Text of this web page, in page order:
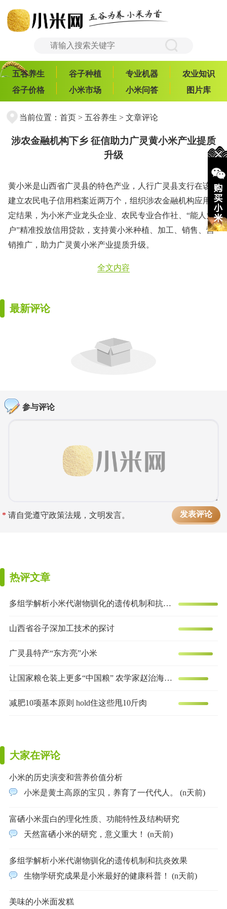
五谷养生 谷子种植 专业机器
农业知识
谷子价格
小米市场 小米问答 图片库
当前位置： 首页> 五谷养生 > 文章评论
涉农金融机构下乡 征信助力广灵黄小米产业提质
升级
黄小米是山西省广灵县的特色产业，人行广灵县支行在该县
建立农民电子信用档案近两万个，组织涉农金融机构应用评
定结果，为小米产业龙头企业、农民专业合作社、“能人大
户”精准投放信用贷款，支持黄小米种植、加工、销售、营
销推广，助力广灵黄小米产业提质升级。
全文内容
最新评论
参与评论
* 请自觉遵守政策法规，文明发言。
热评文章
多组学解析小米代谢物驯化的遗传机制和抗炎效果
山西省谷子深加工技术的探讨
广灵县特产“东方亮”小米
让国家粮仓装上更多“中国粮” 农学家赵治海的谷子梦
减肥10项基本原则 hold住这些甩10斤肉
大家在评论
小米的历史演变和营养价值分析
小米是黄土高原的宝贝，养育了一代代人。 (n天前)
富硒小米蛋白的理化性质、功能特性及结构研究
天然富硒小米的研究，意义重大！ (n天前)
多组学解析小米代谢物驯化的遗传机制和抗炎效果
生物学研究成果是小米最好的健康科普！ (n天前)
美味的小米面发糕